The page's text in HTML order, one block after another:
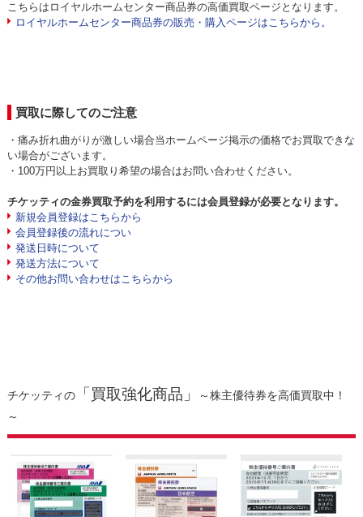
こちらはロイヤルホームセンター商品券の高価買取ページとなります。
ロイヤルホームセンター商品券の販売・購入ページはこちらから。
買取に際してのご注意
・痛み折れ曲がりが激しい場合当ホームページ掲示の価格でお買取できな
い場合がございます。
・100万円以上お買取り希望の場合はお問い合わせください。
チケッティの金券買取予約を利用するには会員登録が必要となります。
新規会員登録はこちらから
会員登録後の流れについ
発送日時について
発送方法について
その他お問い合わせはこちらから
チケッティの「買取強化商品」
～株主優待券を高価買取中！
～